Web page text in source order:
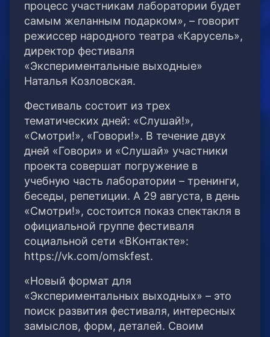
процесс участникам лаборатории будет
самым желанным подарком», – говорит
режиссер народного театра «Карусель»,
директор фестиваля
«Экспериментальные выходные»
Наталья Козловская.
Фестиваль состоит из трех
тематических дней: «Слушай!»,
«Смотри!», «Говори!». В течение двух
дней «Говори» и «Слушай» участники
проекта совершат погружение в
учебную часть лаборатории – тренинги,
беседы, репетиции. А 29 августа, в день
«Смотри!», состоится показ спектакля в
официальной группе фестиваля
социальной сети «ВКонтакте»:
https://vk.com/omskfest.
«Новый формат для
«Экспериментальных выходных» – это
поиск развития фестиваля, интересных
замыслов, форм, деталей. Своим